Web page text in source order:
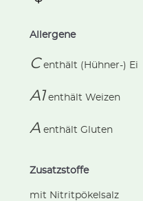
Allergene
C enthält (Hühner-) Ei
A1 enthält Weizen
A enthält Gluten
Zusatzstoffe
mit Nitritpökelsalz